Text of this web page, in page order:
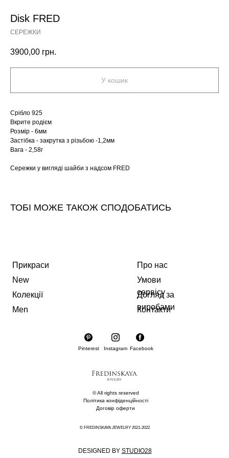
Disk FRED
СЕРЕЖКИ
3900,00 грн.
У кошик
Срібло 925
Вкрите родієм
Розмір - 6мм
Застібка - закрутка з різьбою -1,2мм
Вага - 2,58г
Сережки у вигляді шайби з надсом FRED
ТОБІ МОЖЕ ТАКОЖ СПОДОБАТИСЬ
Pinterest Instagram
Прикраси
New
Колекції
Men
Про нас
Умови
сервісу
Догляд за
виробами
© All rights reserved
Політика конфіденційності
Договір оферти
© FREDINSKAYA JEWELRY 2021-2022
Facebook
Контакти
DESIGNED BY STUDIO28